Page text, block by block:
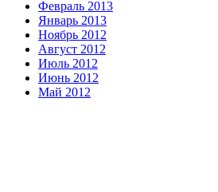
Февраль 2013
Январь 2013
Ноябрь 2012
Август 2012
Июль 2012
Июнь 2012
Май 2012